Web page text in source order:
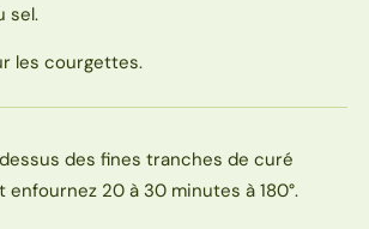
sel.
les courgettes.
des fines tranches de curé
enfournez 20 à 30 minutes à 180°.